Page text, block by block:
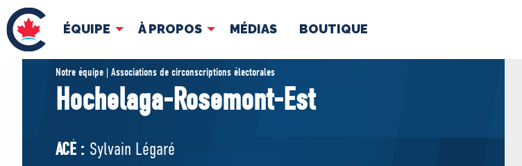
ÉQUIPE À PROPOS MÉDIAS BOUTIQUE
ÉQUIPE
Pierre Poilievre
Cabinet fantôme
À PROPOS
Documents constitutifs
MÉDIAS
Notre équipe | Associations de circonscriptions électorales
Hochelaga-Rosemont-Est
ACÉ : Sylvain Légaré